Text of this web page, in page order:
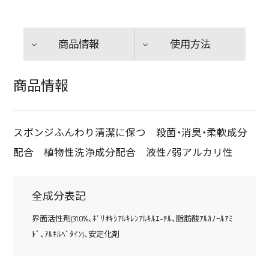
商品情報 使用方法
商品情報
スポンジふんわり清潔に保つ 殺菌・消臭・柔軟成分
配合 植物性洗浄成分配合 液性/弱アルカリ性
全成分表記
界面活性剤(31.0%、ﾎﾟﾘｵｷｼｱﾙｷﾚﾝｱﾙｷﾙｴ-ﾃﾙ、脂肪酸ｱﾙｶﾉｰﾙｱﾐ
ﾄﾞ、ｱﾙｷﾙﾍﾞﾀｲﾝ)、安定化剤